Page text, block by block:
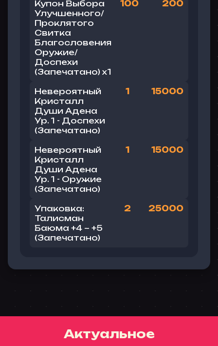
Купон Выбора
Улучшенного/
Проклятого
Свитка
Благословения
Оружие/
Доспехи
(Запечатано) x1
100 200
Невероятный
Кристалл
Души Адена
Ур. 1 - Доспехи
(Запечатано)
1 15000
Невероятный
Кристалл
Души Адена
Ур. 1 - Оружие
(Запечатано)
1 15000
Упаковка:
Талисман
Баюма +4 ~ +5
(Запечатано)
2 25000
Актуальное